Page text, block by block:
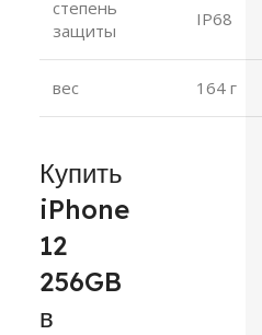
степень
защиты
IP68
вес 164 г
Купить
iPhone
12
256GB
в